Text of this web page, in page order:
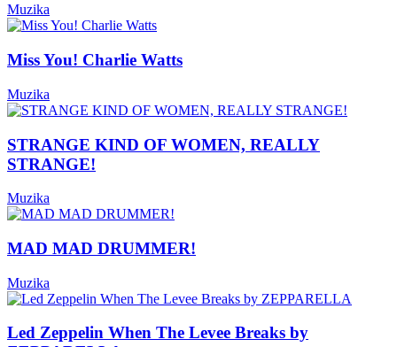
Muzika
Miss You! Charlie Watts
Muzika
STRANGE KIND OF WOMEN, REALLY
STRANGE!
Muzika
MAD MAD DRUMMER!
Muzika
Led Zeppelin When The Levee Breaks by